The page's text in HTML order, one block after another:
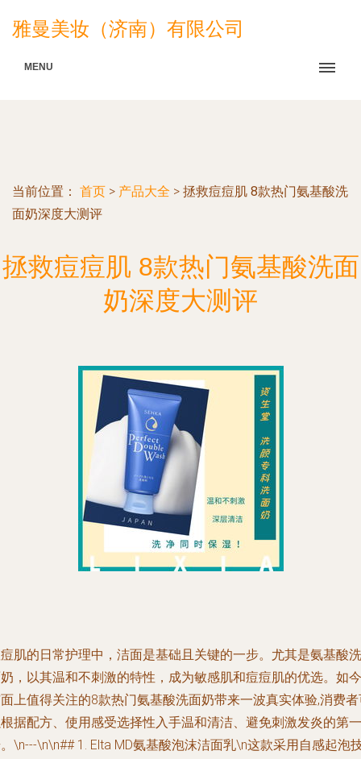
雅曼美妆（济南）有限公司
MENU
当前位置： 首页 > 产品大全 > 拯救痘痘肌 8款热门氨基酸洗
面奶深度大测评
拯救痘痘肌 8款热门氨基酸洗面
奶深度大测评
肌的日常护理中，洁面是基础且关键的一步。尤其是氨基酸洗
，以其温和不刺激的特性，成为敏感肌和痘痘肌的优选。如今
上值得关注的8款热门氨基酸洗面奶带来一波真实体验,消费
据配方、使用感受选择性入手温和清洁、避免刺激发炎的第一
\n---\n\n## 1. Elta MD氨基酸泡沫洁面乳\n这款采用自感起泡